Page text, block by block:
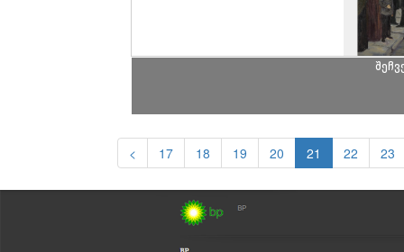
< 17 18 19 20 21 22 23